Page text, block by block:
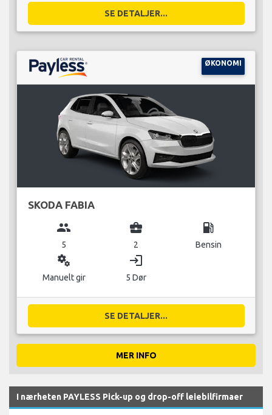
SE DETALJER...
ØKONOMI
SKODA FABIA
group
5
business_center
2
local_gas_station
Bensin
miscellaneous_services
Manuelt gir
login
5 Dør
SE DETALJER...
MER INFO
I nærheten PAYLESS Pick-up og drop-off leiebilfirmaer